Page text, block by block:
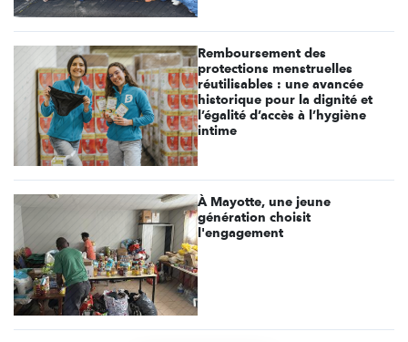
Remboursement des
protections menstruelles
réutilisables : une avancée
historique pour la dignité et
l’égalité d’accès à l’hygiène
intime
À Mayotte, une jeune
génération choisit
l'engagement